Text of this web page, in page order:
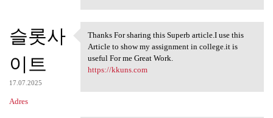
슬롯사
이트
17.07.2025
Adres
Thanks For sharing this
Thanks For sharing this Superb article.I use this
Article to show my assignment in college.it is
useful For me Great Work.
https://kkuns.com